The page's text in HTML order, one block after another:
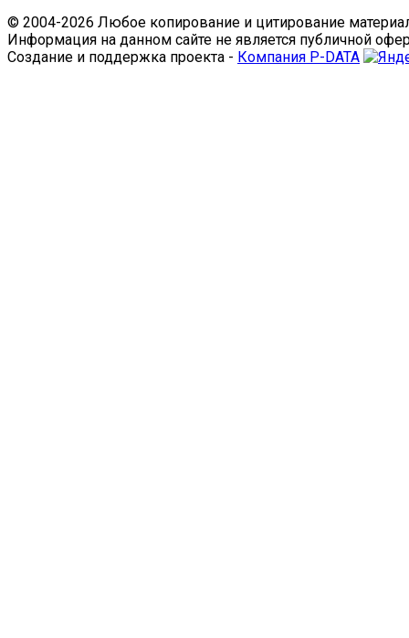
© 2004-2026 Любое копирование и цитирование
Информация на данном сайте не является публичной
Создание и поддержка проекта - Компания P-DATA